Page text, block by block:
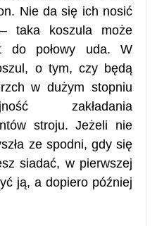
Nie da się ich nosić
taka koszula może
do połowy uda. W
o tym, czy będą
w dużym stopniu
zakładania
stroju. Jeżeli nie
ze spodni, gdy się
siadać, w pierwszej
ją, a dopiero później